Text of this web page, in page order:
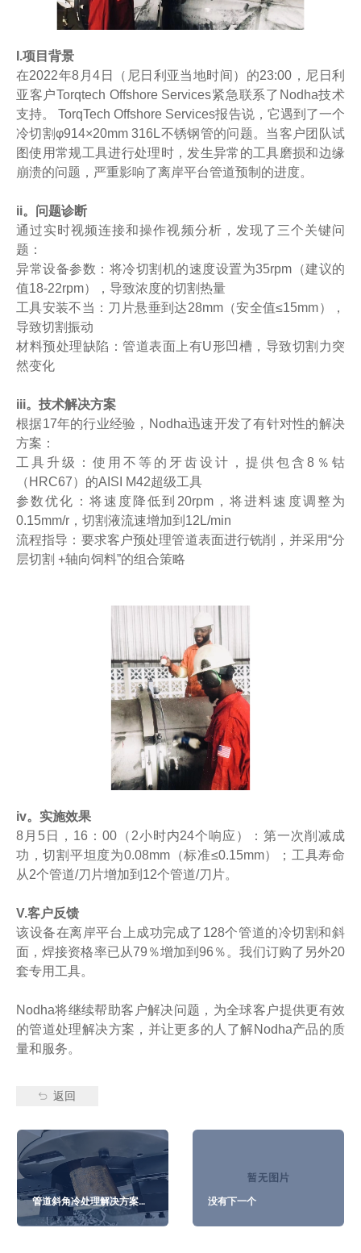
I.项目背景
在2022年8月4日（尼日利亚当地时间）的23:00，尼日利
亚客户Torqtech Offshore Services紧急联系了Nodha技术
支持。 TorqTech Offshore Services报告说，它遇到了一个
冷切割φ914×20mm 316L不锈钢管的问题。当客户团队试
图使用常规工具进行处理时，发生异常的工具磨损和边缘
崩溃的问题，严重影响了离岸平台管道预制的进度。
ii。问题诊断
通过实时视频连接和操作视频分析，发现了三个关键问
题：
异常设备参数：将冷切割机的速度设置为35rpm（建议的
值18-22rpm），导致浓度的切割热量
工具安装不当：刀片悬垂到达28mm（安全值≤15mm），
导致切割振动
材料预处理缺陷：管道表面上有U形凹槽，导致切割力突
然变化
iii。技术解决方案
根据17年的行业经验，Nodha迅速开发了有针对性的解决
方案：
工具升级：使用不等的牙齿设计，提供包含8％钴
（HRC67）的AISI M42超级工具
参数优化：将速度降低到20rpm，将进料速度调整为
0.15mm/r，切割液流速增加到12L/min
流程指导：要求客户预处理管道表面进行铣削，并采用“分
层切割 +轴向饲料​​”的组合策略
iv。实施效果
8月5日，16：00（2小时内24个响应）：第一次削减成
功，切割平坦度为0.08mm（标准≤0.15mm）；工具寿命
从2个管道/刀片增加到12个管道/刀片。
V.客户反馈
该设备在离岸平台上成功完成了128个管道的冷切割和斜
面，焊接资格率已从79％增加到96％。我们订购了另外20
套专用工具。
Nodha将继续帮助客户解决问题，为全球客户提供更有效
的管道处理解决方案，并让更多的人了解Nodha产品的质
量和服务。
返回
管道斜角冷处理解决方案的
应用程序案例
没有下一个